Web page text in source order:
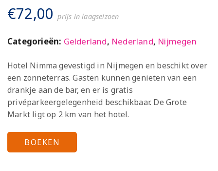
€72,00 prijs in laagseizoen
Categorieën: Gelderland, Nederland, Nijmegen
Hotel Nimma gevestigd in Nijmegen en beschikt over
een zonneterras. Gasten kunnen genieten van een
drankje aan de bar, en er is gratis
privéparkeergelegenheid beschikbaar. De Grote
Markt ligt op 2 km van het hotel.
BOEKEN